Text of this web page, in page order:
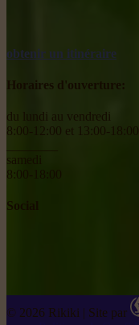
obtenir un itinéraire
Horaires d'ouverture:
du lundi au vendredi
8:00-12:00 et 13:00-18:00
samedi
8:00-18:00
Social
© 2026 Rikiki | Site par